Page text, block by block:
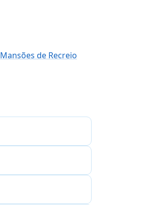
Mansões de Recreio